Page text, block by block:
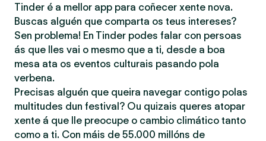
Tinder é a mellor app para coñecer xente nova.
Buscas alguén que comparta os teus intereses?
Sen problema! En Tinder podes falar con persoas
ás que lles vai o mesmo que a ti, desde a boa
mesa ata os eventos culturais pasando pola
verbena.
Precisas alguén que queira navegar contigo polas
multitudes dun festival? Ou quizais queres atopar
xente á que lle preocupe o cambio climático tanto
como a ti. Con máis de 55.000 millóns de